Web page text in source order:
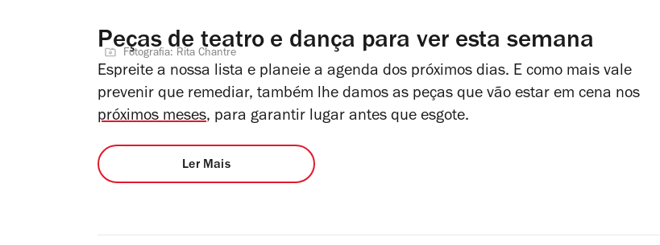
Peças de teatro e dança para ver esta semana
Fotografia: Rita Chantre
Espreite a nossa lista e planeie a agenda dos próximos dias. E como mais vale
prevenir que remediar, também lhe damos as peças que vão estar em cena nos
próximos meses, para garantir lugar antes que esgote.
Ler Mais